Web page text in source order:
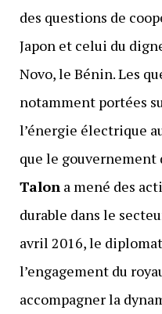
des questions de
Japon et celui du
Novo, le Bénin. Les
notamment portées
l’énergie électrique
que le gouvernement
Talona mené des
durable dans le
avril 2016, le
l’engagement du
accompagner la